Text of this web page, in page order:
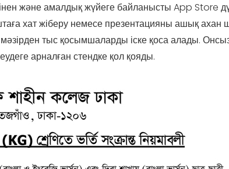
және амалдық жүйеге байланысты App Store
хат жіберу немесе презентацияны ашық ахан
тыс қосымшаларды іске қоса алады.
арналған стендке қол қояды.